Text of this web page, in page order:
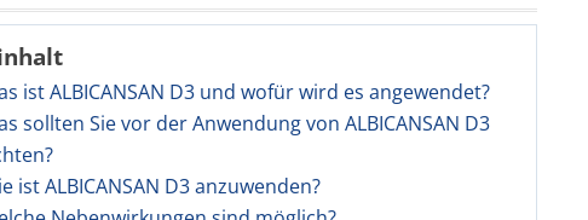
ist ALBICANSAN D3 und wofür wird es angewendet?
sollten Sie vor der Anwendung von ALBICANSAN D3
ist ALBICANSAN D3 anzuwenden?